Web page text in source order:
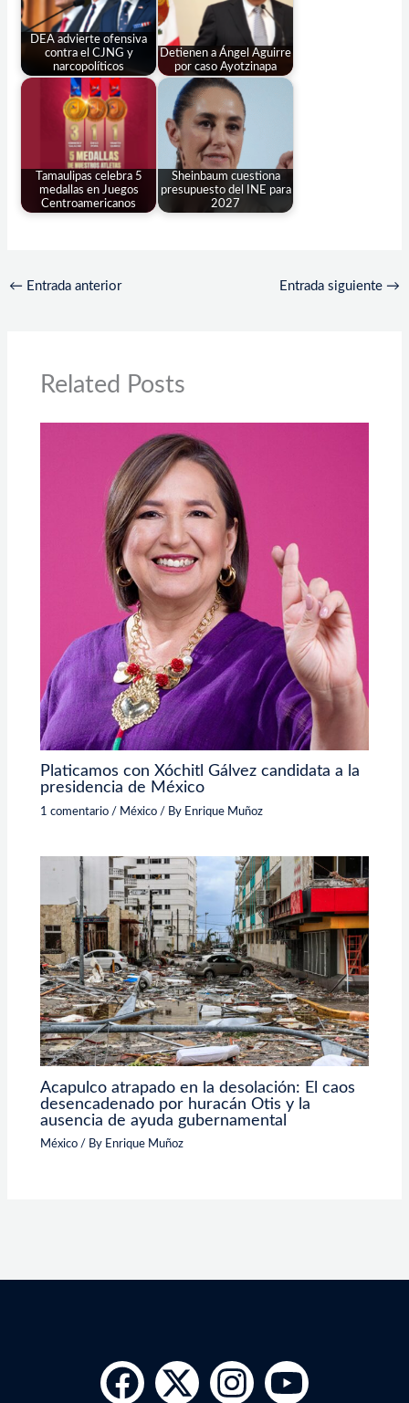
DEA advierte ofensiva
contra el CJNG y
narcopolíticos
Detienen a Ángel Aguirre
por caso Ayotzinapa
Tamaulipas celebra 5
medallas en Juegos
Centroamericanos
Sheinbaum cuestiona
presupuesto del INE para
2027
← Entrada anterior Entrada siguiente →
Related Posts
Platicamos con Xóchitl Gálvez candidata a la
presidencia de México
1 comentario / México / By Enrique Muñoz
Acapulco atrapado en la desolación: El caos
desencadenado por huracán Otis y la
ausencia de ayuda gubernamental
México / By Enrique Muñoz